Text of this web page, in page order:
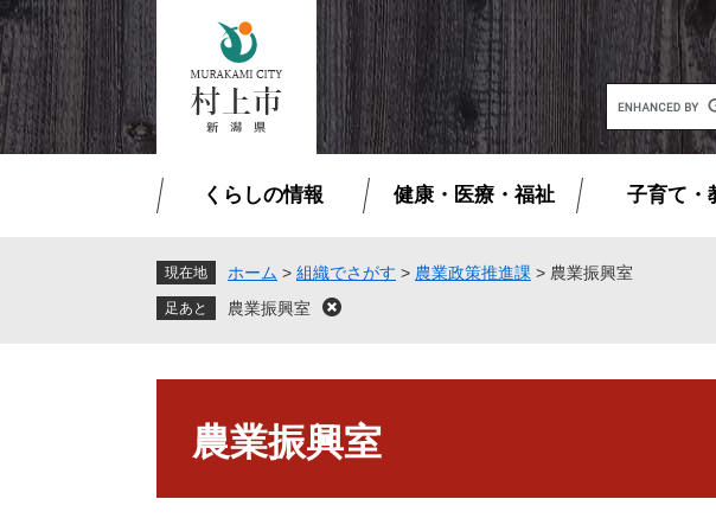
ペ
ー
ジ
の
先
頭
メ
ニ
ュ
ー
を
飛
G
o
o
カ
検
くらしの情報 健康・医療・福祉 子育て・
現在地 ホーム > 組織でさがす > 農業政策推進課 > 農業振興室
農業振興室
閉
農業振興室